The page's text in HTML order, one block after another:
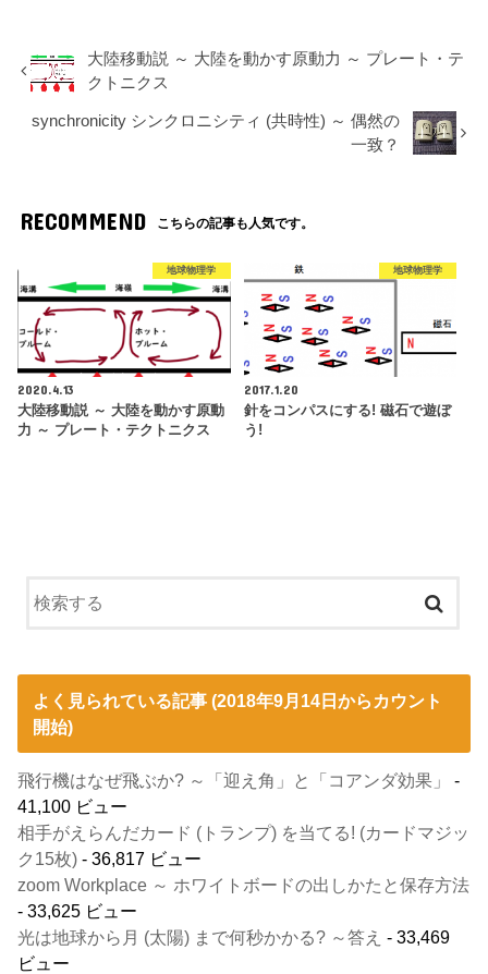
大陸移動説 ～ 大陸を動かす原動力 ～ プレート・テ
クトニクス
synchronicity シンクロニシティ (共時性) ～ 偶然の
一致？
RECOMMEND こちらの記事も人気です。
地球物理学
2020.4.13
大陸移動説 ～ 大陸を動かす原動
力 ～ プレート・テクトニクス
地球物理学
2017.1.20
針をコンパスにする! 磁石で遊ぼ
う!
よく見られている記事 (2018年9月14日からカウント
開始)
飛行機はなぜ飛ぶか? ～「迎え角」と「コアンダ効果」
-
41,100 ビュー
相手がえらんだカード (トランプ) を当てる! (カードマジッ
ク15枚) - 36,817 ビュー
zoom Workplace ～ ホワイトボードの出しかたと保存方法
- 33,625 ビュー
光は地球から月 (太陽) まで何秒かかる? ～答え - 33,469
ビュー